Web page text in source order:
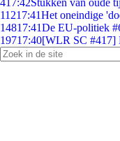
417:42Stukken van oude
11217:41Het oneindige
14817:41De EU-politiek
19717:40[WLR SC #417]